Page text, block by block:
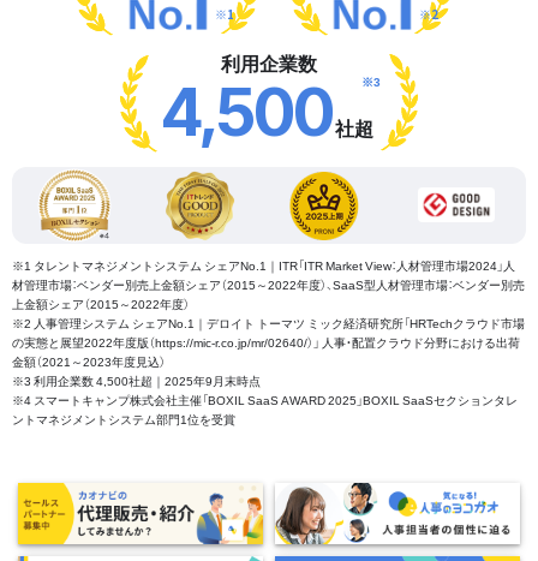
※1 ※2
利用企業数
4,500社超
※3
※1 タレントマネジメントシステム シェアNo.1｜ITR「ITR Market View：人材管理市場2024」人
材管理市場：ベンダー別売上金額シェア（2015～2022年度）、SaaS型人材管理市場：ベンダー別売
上金額シェア（2015～2022年度）
※2 人事管理システム シェアNo.1｜デロイト トーマツ ミック経済研究所「HRTechクラウド市場
の実態と展望2022年度版（https://mic-r.co.jp/mr/02640/）」 人事・配置クラウド分野における出荷
金額（2021～2023年度見込）
※3 利用企業数 4,500社超｜2025年9月末時点
※4 スマートキャンプ株式会社主催「BOXIL SaaS AWARD 2025」BOXIL SaaSセクションタレ
ントマネジメントシステム部門1位を受賞